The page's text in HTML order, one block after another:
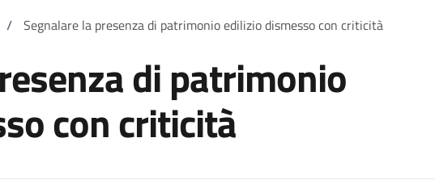
/ Segnalare la presenza di patrimonio edilizio dismesso con criticità
di patrimonio
con criticità